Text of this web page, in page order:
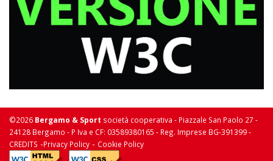
©2026 Bergamo & Sport società cooperativa - Piazzale San Paolo 27 -
24128 Bergamo - P Iva e CF: 03589380165 - Reg. Imprese BG-391399 -
CREDITS -Privacy Policy - Cookie Policy